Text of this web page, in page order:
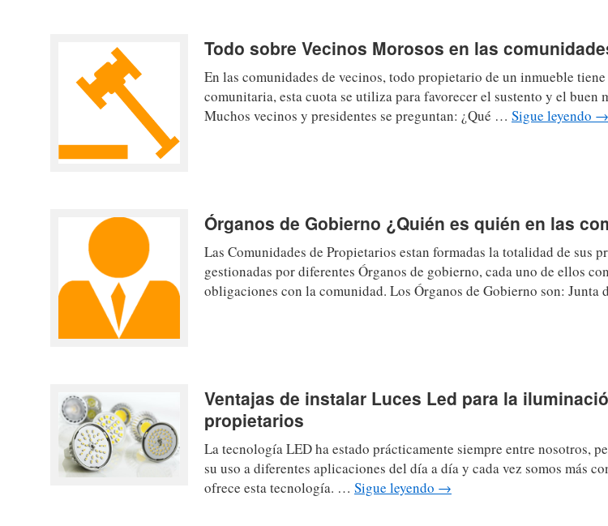
Todo sobre Vecinos Morosos en las
En las comunidades de vecinos, todo propietario de un inmueble
comunitaria, esta cuota se utiliza para favorecer el sustento y el buen
Muchos vecinos y presidentes se preguntan: ¿Qué … Sigue leyendo →
Órganos de Gobierno ¿Quién es quién en las
Las Comunidades de Propietarios estan formadas la totalidad de sus
gestionadas por diferentes Órganos de gobierno, cada uno de ellos
obligaciones con la comunidad. Los Órganos de Gobierno son: Junta
Ventajas de instalar Luces Led para la
propietarios
La tecnología LED ha estado prácticamente siempre entre nosotros,
su uso a diferentes aplicaciones del día a día y cada vez somos más
ofrece esta tecnología. … Sigue leyendo →